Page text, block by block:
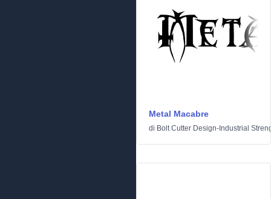
Metal Macabre
di Bolt Cutter Design-Industrial